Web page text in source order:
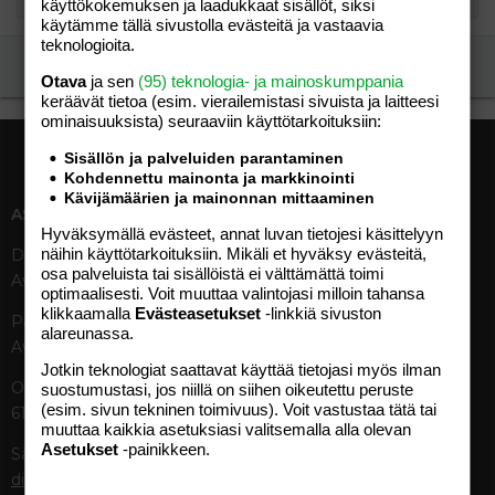
ASIAKASPALVELU
Digipalvelut (09) 156 6227
Avoinna ma–pe 8–19
Painettu lehti (09) 156 665
Avoinna ma–pe 8–19
Otavamedian vaihde (09) 156
61
Sähköposti (digi)
digi@otavamedia.fi
Tekniset tiedot, aikataulut ja
ilmoitushinnat
Tietoa verkon kävijöistä
Käyttöehdot
TUOTTEET
käyttökokemuksen ja laadukkaat sisällöt, siksi
käytämme tällä sivustolla evästeitä ja vastaavia
teknologioita.
Otavaja sen (95) teknologia- ja mainoskumppania
keräävät tietoa (esim. vierailemis­tasi sivuista ja laitteesi
ominaisuuk­sista) seuraaviin käyttötarkoituksiin:
Sisällön ja palveluiden parantaminen
Kohdennettu mainonta ja markkinointi
Kävijämäärien ja mainonnan mittaaminen
Hyväksymällä evästeet, annat luvan tietojesi käsittelyyn
näihin käyttötarkoituksiin. Mikäli et hyväksy evästeitä,
osa palveluista tai sisällöistä ei välttämättä toimi
optimaalisesti. Voit muuttaa valintojasi milloin tahansa
klikkaamalla Evästeasetukset -linkkiä sivuston
alareunassa.
Jotkin teknologiat saattavat käyttää tietojasi myös ilman
suostumustasi, jos niillä on siihen oikeutettu peruste
(esim. sivun tekninen toimivuus). Voit vastustaa tätä tai
muuttaa kaikkia asetuksiasi valitsemalla alla olevan
Asetukset -painikkeen.